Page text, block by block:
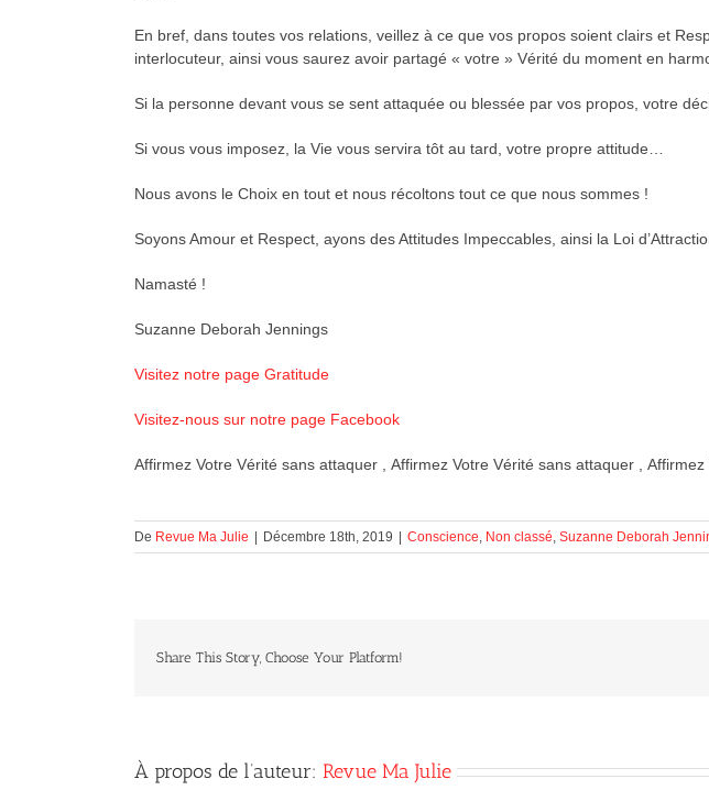
En bref, dans toutes vos relations, veillez à ce que vos propos soient clairs et
interlocuteur, ainsi vous saurez avoir partagé « votre » Vérité du moment en
Si la personne devant vous se sent attaquée ou blessée par vos propos, votre
Si vous vous imposez, la Vie vous servira tôt au tard, votre propre attitude…
Nous avons le Choix en tout et nous récoltons tout ce que nous sommes !
Soyons Amour et Respect, ayons des Attitudes Impeccables, ainsi la Loi
Namasté !
Suzanne Deborah Jennings
Visitez notre page Gratitude
Visitez-nous sur notre page Facebook
Affirmez Votre Vérité sans attaquer , Affirmez Votre Vérité sans attaquer ,
De Revue Ma Julie | Décembre 18th, 2019 | Conscience, Non classé, Suzanne Deborah
Share This Story, Choose Your Platform!
À propos de l’auteur: Revue Ma Julie